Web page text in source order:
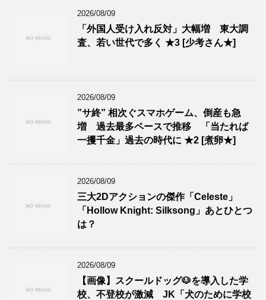
2026/08/09
「外国人受け入れ反対」大幅増 東大調
査、若い世代で多く ★3 [少考さん★]
2026/08/09
”サ終” 相次ぐスマホゲーム、倒産も急
増 過去最多ペースで推移 「当たれば
一攫千金」過去の時代に ★2 [煮卵★]
2026/08/09
三大2Dアクションの傑作「Celeste」
「Hollow Knight: Silksong」あとひとつ
は？
2026/08/09
【画像】スクールドッグ🐶を導入した学
校、不登校が激減 JK「犬のために学校